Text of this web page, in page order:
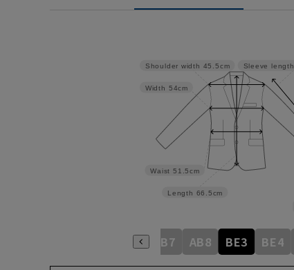
Sleeve length
Length 66.5cm
Waist 51.5cm
Width 54cm
Shoulder width 45.5cm
AB6 AB7 AB8 BE3 BE4